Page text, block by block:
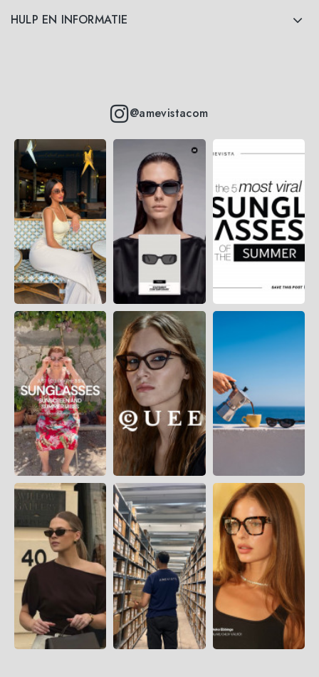
HULP EN INFORMATIE
@amevistacom